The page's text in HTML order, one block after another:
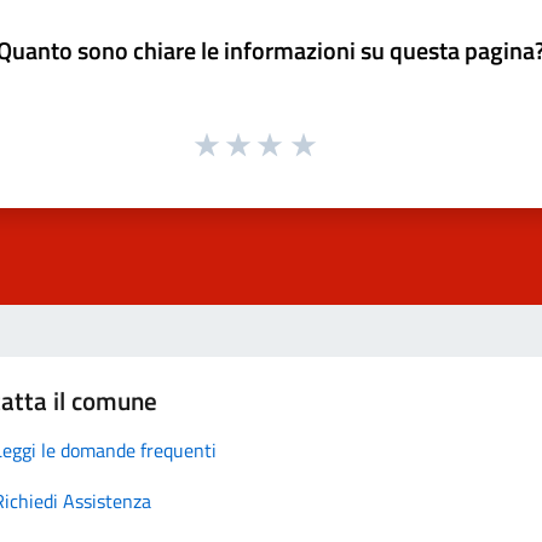
sono chiare le informazioni su questa
il comune
le domande frequenti
Assistenza